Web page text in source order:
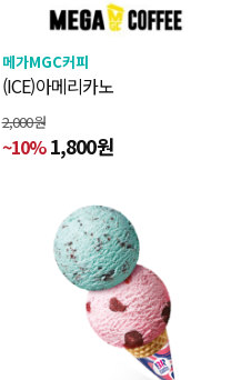
메가MGC커피
(ICE)아메리카노
2,000원
~10%1,800원